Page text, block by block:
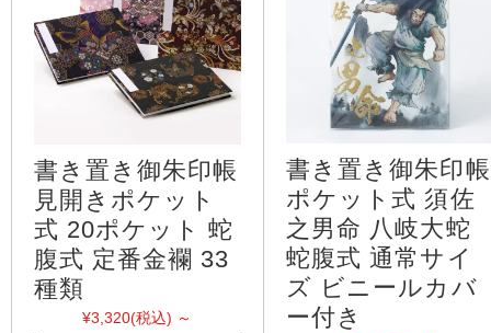
書き置き御朱印帳
見開きポケット
式 20ポケット 蛇
腹式 定番金襴 33
種類
¥3,320(税込) ～
書き置き御朱印帳
ポケット式 須佐
之男命 八岐大蛇
蛇腹式 通常サイ
ズ ビニールカバ
ー付き